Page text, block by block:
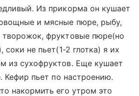
Из прикорма он кушает
и мясные пюре, рыбу,
фруктовые пюре(но
соки не пьет(1-2 глотка) я их
из сухофруктов. Еще кушает
Кефир пьет по настроению.
накормить его утром это